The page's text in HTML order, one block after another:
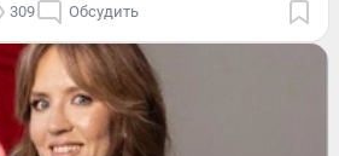
309 Обсудить